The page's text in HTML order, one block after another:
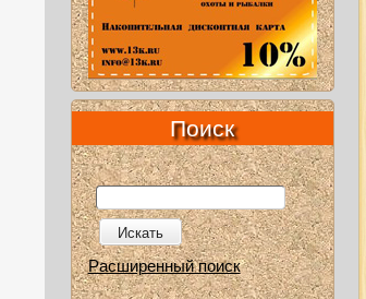
Поиск
Искать
Расширенный поиск